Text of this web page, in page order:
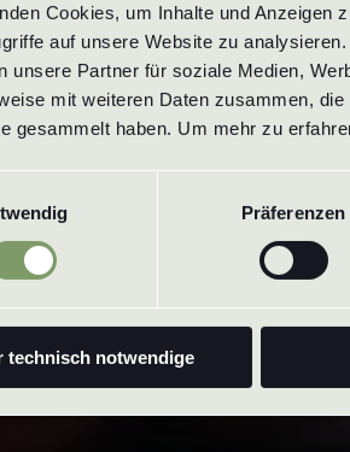
Cookies, um Inhalte und Anzeigen
auf unsere Website zu
unsere Partner für soziale Medien,
mit weiteren Daten zusammen,
gesammelt haben. Um mehr zu
Präferenzen
technisch notwendige